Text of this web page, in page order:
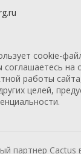
cookie-
соглашаетесь на
работы
целей,
партнер Cactus